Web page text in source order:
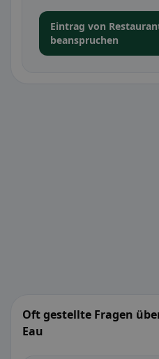
Eintrag von
beanspruchen
Oft gestellte Fragen
Eau